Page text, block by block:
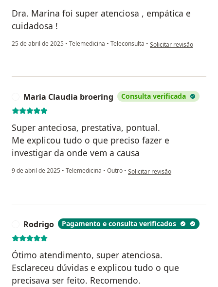
Dra. Marina foi super atenciosa , empática e
cuidadosa !
25 de abril de 2025 • Telemedicina • Teleconsulta • na opinião do utilizador
Solicitar revisão
Maria Claudia broering Consulta verificada
Super anteciosa, prestativa, pontual.
Me explicou tudo o que preciso fazer e
investigar da onde vem a causa
9 de abril de 2025 • Telemedicina • Outro • na opinião do utilizador Maria
Solicitar revisão
Rodrigo Pagamento e consulta verificados
Ótimo atendimento, super atenciosa.
Esclareceu dúvidas e explicou tudo o que
precisava ser feito. Recomendo.